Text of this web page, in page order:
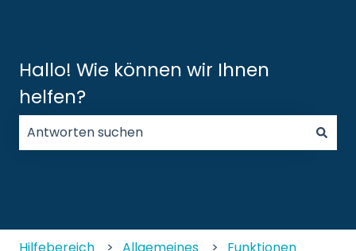
Hallo! Wie können wir Ihnen
helfen?
Hilfebereich Allgemeines Funktionen